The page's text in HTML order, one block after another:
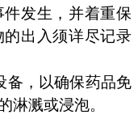
发生，并着重保
出入须详尽记录
备，以确保药品免
淋溅或浸泡。